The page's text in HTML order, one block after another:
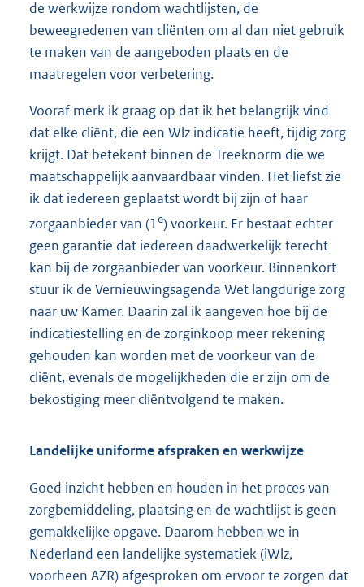
de werkwijze rondom wachtlijsten, de
beweegredenen van cliënten om al dan niet gebruik
te maken van de aangeboden plaats en de
maatregelen voor verbetering.
Vooraf merk ik graag op dat ik het belangrijk vind
dat elke cliënt, die een Wlz indicatie heeft, tijdig zorg
krijgt. Dat betekent binnen de Treeknorm die we
maatschappelijk aanvaardbaar vinden. Het liefst zie
ik dat iedereen geplaatst wordt bij zijn of haar
zorgaanbieder van (1 e) voorkeur. Er bestaat echter
geen garantie dat iedereen daadwerkelijk terecht
kan bij de zorgaanbieder van voorkeur. Binnenkort
stuur ik de Vernieuwingsagenda Wet langdurige zorg
naar uw Kamer. Daarin zal ik aangeven hoe bij de
indicatiestelling en de zorginkoop meer rekening
gehouden kan worden met de voorkeur van de
cliënt, evenals de mogelijkheden die er zijn om de
bekostiging meer cliëntvolgend te maken.
Landelijke uniforme afspraken en werkwijze
Goed inzicht hebben en houden in het proces van
zorgbemiddeling, plaatsing en de wachtlijst is geen
gemakkelijke opgave. Daarom hebben we in
Nederland een landelijke systematiek (iWlz,
voorheen AZR) afgesproken om ervoor te zorgen dat